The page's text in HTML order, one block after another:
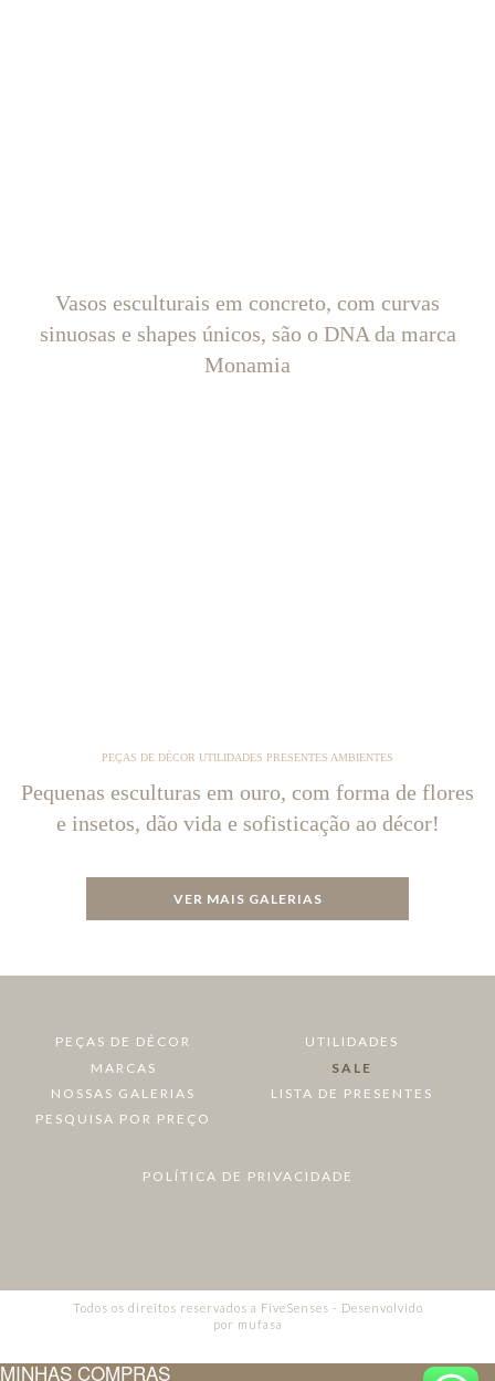
Vasos esculturais em concreto, com curvas
sinuosas e shapes únicos, são o DNA da marca
Monamia
PEÇAS DE DÉCOR UTILIDADES PRESENTES AMBIENTES
Pequenas esculturas em ouro, com forma de flores
e insetos, dão vida e sofisticação ao décor!
VER MAIS GALERIAS
PEÇAS DE DÉCOR
UTILIDADES
MARCAS
SALE
NOSSAS GALERIAS
LISTA DE PRESENTES
PESQUISA POR PREÇO
POLÍTICA DE PRIVACIDADE
Todos os direitos reservados a FiveSenses - Desenvolvido
por mufasa
MINHAS COMPRAS